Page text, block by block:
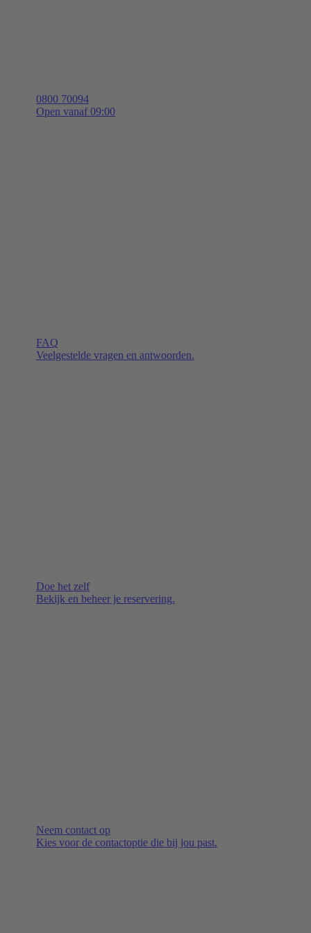
0800 70094
Open vanaf 09:00
FAQ
Veelgestelde vragen en antwoorden.
Doe het zelf
Bekijk en beheer je reservering.
Neem contact op
Kies voor de contactoptie die bij jou past.